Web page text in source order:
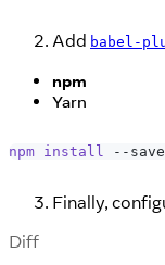
Add babel-
npm
Yarn
npm install --
Finally,
Diff